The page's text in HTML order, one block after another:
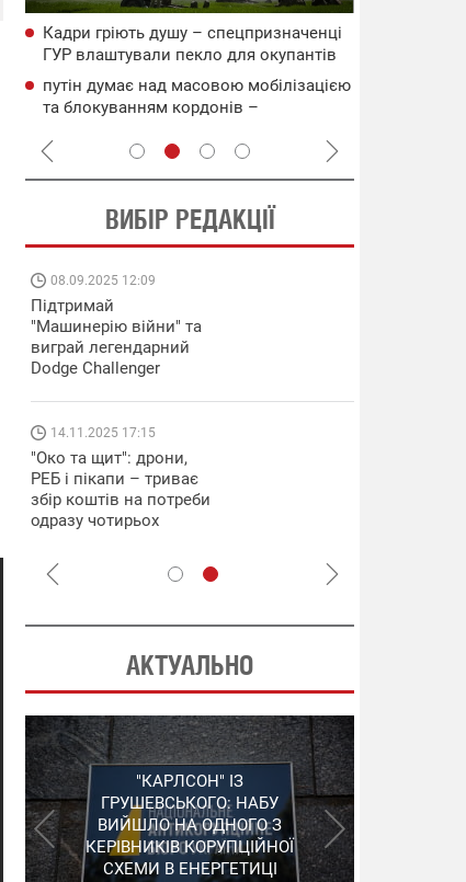
Кадри гріють душу – спецпризначенці
ГУР влаштували пекло для окупантів
на Запоріжжі (відео)
путін думає над масовою мобілізацією
та блокуванням кордонів –
ВИБІР РЕДАКЦІЇ
08.09.2025 12:09
Підтримай
"Машинерію війни" та
виграй легендарний
Dodge Challenger
14.11.2025 17:15
"Око та щит": дрони,
РЕБ і пікапи – триває
збір коштів на потреби
одразу чотирьох
АКТУАЛЬНО
"КАРЛСОН" ІЗ
ГРУШЕВСЬКОГО: НАБУ
ВИЙШЛО НА ОДНОГО З
КЕРІВНИКІВ КОРУПЦІЙНОЇ
СХЕМИ В ЕНЕРГЕТИЦІ
СЕРГІЙ ПУШКАР,
ЗГАДАНИЙ У "ПЛІВКАХ
МІНДІЧА", ЗАЛИШИВ
УКРАЇНУ
"ШЛАГБАУМ" НА
ДЕРЖКОНТРАКТАХ: НАБУ
РОЗКРИЛО ЗЛОЧИННУ
ОРГАНІЗАЦІЮ В
ЕНЕРГЕТИЦІ